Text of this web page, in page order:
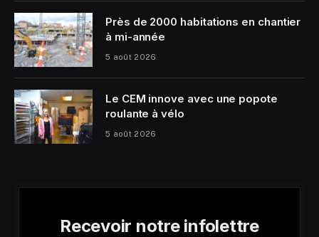
Près de 2000 habitations en chantier
à mi-année
5 août 2026
Le CEM innove avec une popote
roulante à vélo
5 août 2026
Recevoir notre infolettre